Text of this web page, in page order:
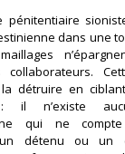
pénitentiaire
dans une
collaborateurs.
détruire en
il n’existe
qui ne
détenu ou un